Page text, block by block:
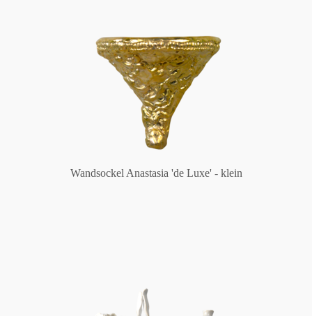
Wandsockel Anastasia 'de Luxe' - klein